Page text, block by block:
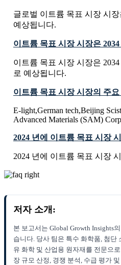
글로벌 이트륨 목표 시장 시
예상됩니다.
이트륨 목표 시장 시장은
이트륨 목표 시장 시장은
로 예상됩니다.
이트륨 목표 시장 시장의 주
E-light,German tech,Beijing
Advanced Materials (SAM)
2024 년에 이트륨 목표 시장
2024 년에 이트륨 목표 시장
저자 소개:
본 보고서는 Global Growth Insights
습니다. 당사 팀은 특수 화학품, 첨단
유 화학 및 산업용 원자재를 전문으
장 규모 산정, 경쟁 분석, 수급 평가